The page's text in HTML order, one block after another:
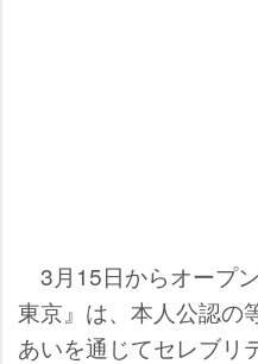
3月15日からオープ
東京』は、本人公認の
あいを通じてセレブリ